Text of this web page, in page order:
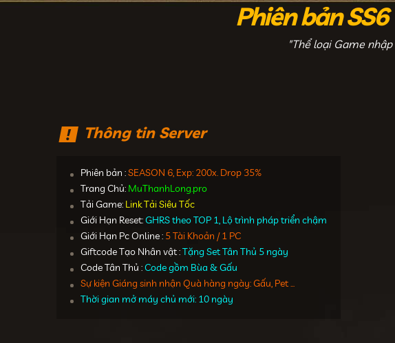
Phiên bản SS6
"Thể loại Game
Thông tin Server
Phiên bản :SEASON 6, Exp: 200x. Drop 35%
Trang Chủ: MuThanhLong.pro
Tải Game: Link Tải Siêu Tốc
Giới Hạn Reset:GHRS theo TOP 1, Lộ trình pháp triển chậm
Giới Hạn Pc Online : 5 Tài Khoản / 1 PC
Giftcode Tạo Nhân vật :Tặng Set Tân Thủ 5 ngày
Code Tân Thủ :Code gồm Bùa & Gấu
Sự kiện Giáng sinh nhận Quà hàng ngày: Gấu, Pet ...
Thời gian mở máy chủ mới: 10 ngày